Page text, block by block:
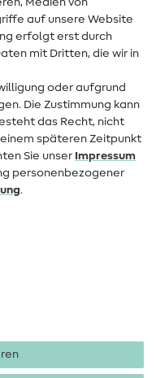
Medien von
auf unsere Website
erfolgt erst durch
mit Dritten, die wir in
oder aufgrund
Die Zustimmung kann
das Recht, nicht
späteren Zeitpunkt
Sie unser Impressum
personenbezogener
.